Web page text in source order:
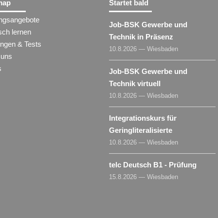
lernen
& Tests
Startet bald
Job-BSK Gewerbe und
Technik in Präsenz
10.8.2026 — Wiesbaden
Job-BSK Gewerbe und
Technik virtuell
10.8.2026 — Wiesbaden
Integrationskurs für
Geringliteralisierte
10.8.2026 — Wiesbaden
telc Deutsch B1 - Prüfung
15.8.2026 — Wiesbaden